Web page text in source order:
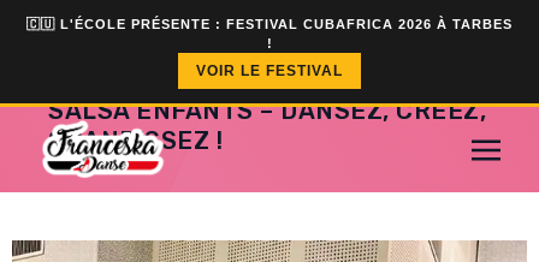
🇨🇺 L'ÉCOLE PRÉSENTE : FESTIVAL CUBAFRICA 2026 À TARBES
!
VOIR LE FESTIVAL
SALSA ENFANTS – DANSEZ, CRÉEZ,
GRANDISSEZ !